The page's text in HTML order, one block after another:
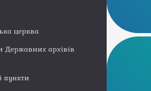
церква
Державних архівів
пункти